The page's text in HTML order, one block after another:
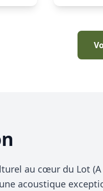
au cœur du Lot
acoustique